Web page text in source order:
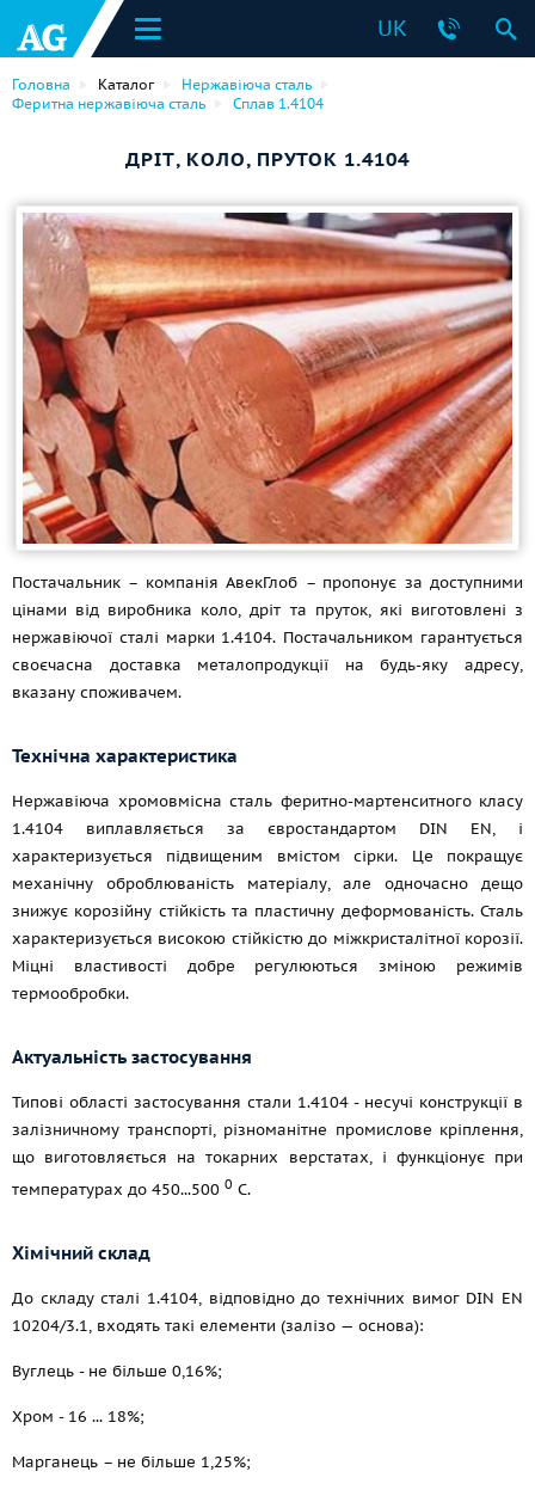
UK
Головна Каталог
Нержавіюча сталь
Феритна нержавіюча сталь
Сплав 1.4104
ДРІТ, КОЛО, ПРУТОК 1.4104
Постачальник – компанія АвекГлоб – пропонує за доступними
цінами від виробника коло, дріт та пруток, які виготовлені з
нержавіючої сталі марки 1.4104. Постачальником гарантується
своєчасна доставка металопродукції на будь-яку адресу,
вказану споживачем.
Технічна характеристика
Нержавіюча хромовмісна сталь феритно-мартенситного класу
1.4104 виплавляється за євростандартом DIN EN, і
характеризується підвищеним вмістом сірки. Це покращує
механічну оброблюваність матеріалу, але одночасно дещо
знижує корозійну стійкість та пластичну деформованість. Сталь
характеризується високою стійкістю до міжкристалітної корозії.
Міцні властивості добре регулюються зміною режимів
термообробки.
Актуальність застосування
Типові області застосування стали 1.4104 - несучі конструкції в
залізничному транспорті, різноманітне промислове кріплення,
що виготовляється на токарних верстатах, і функціонує при
температурах до 450...500 0 С.
Хімічний склад
До складу сталі 1.4104, відповідно до технічних вимог DIN EN
10204/3.1, входять такі елементи (залізо — основа):
Вуглець - не більше 0,16%;
Хром - 16 ... 18%;
Марганець – не більше 1,25%;